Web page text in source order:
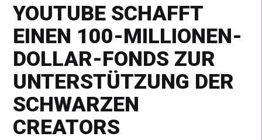
YOUTUBE SCHAFFT
EINEN 100-MILLIONEN-
DOLLAR-FONDS ZUR
UNTERSTÜTZUNG DER
SCHWARZEN
CREATORS